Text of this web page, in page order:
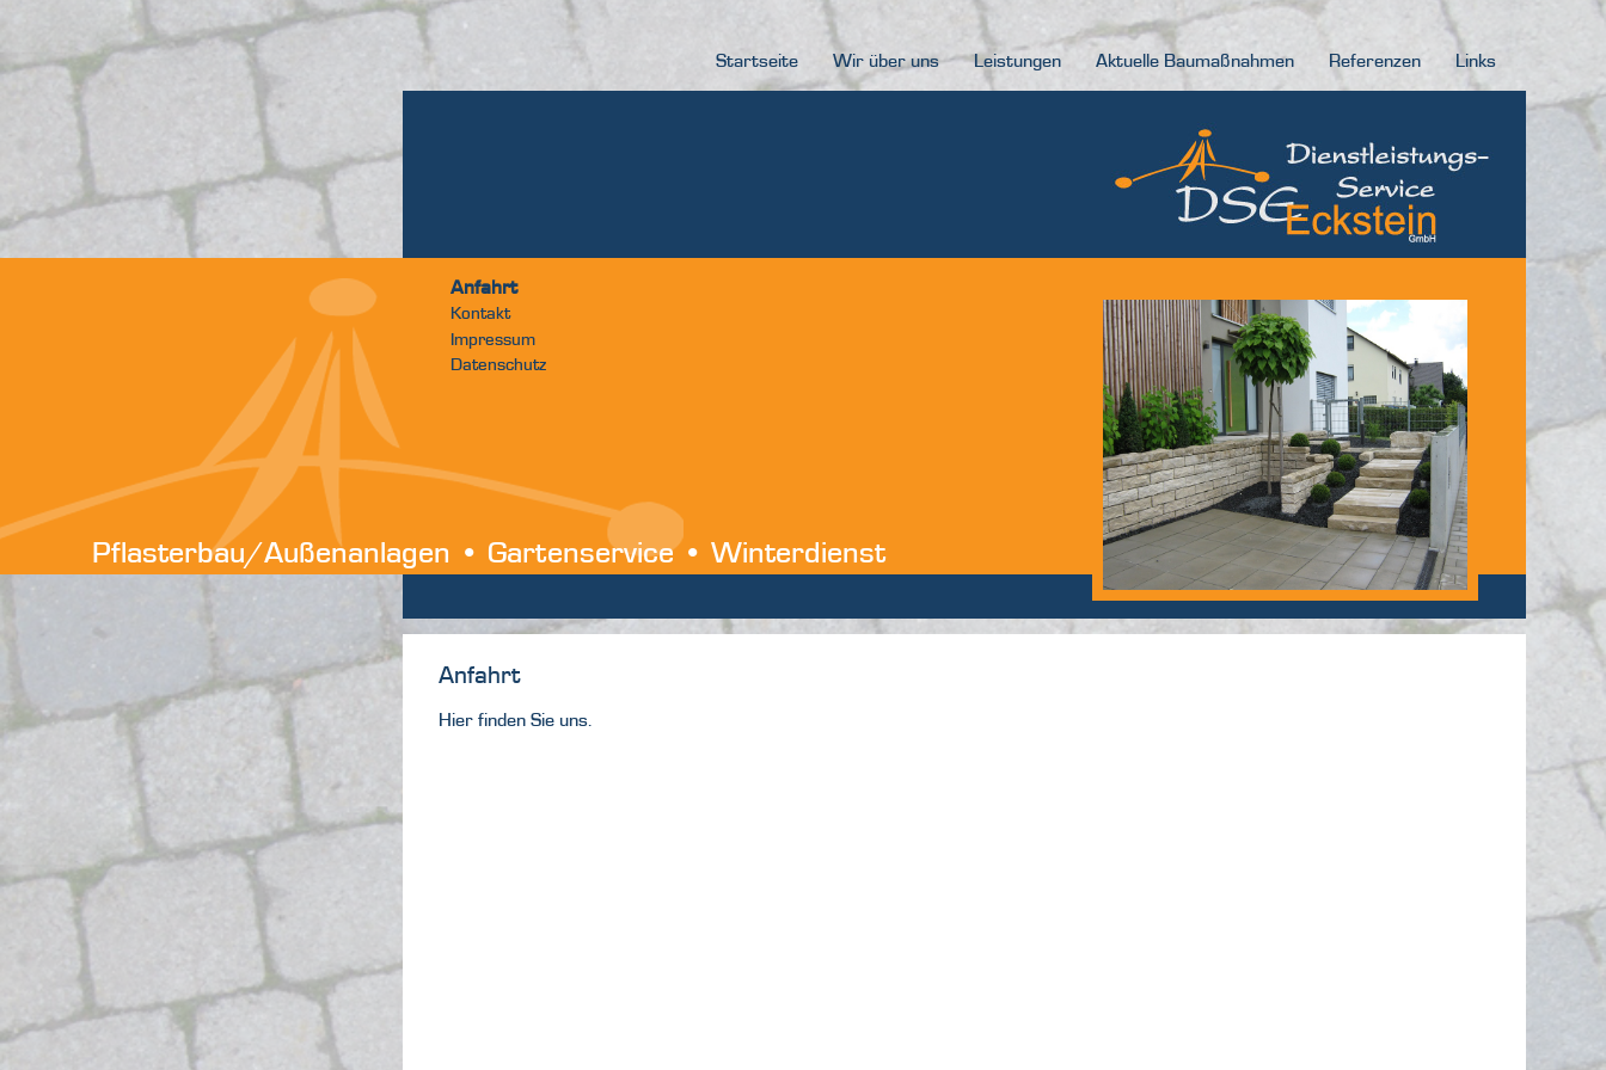
Startseite Wir über uns Leistungen Aktuelle Baumaßnahmen Referenzen Links
Anfahrt
Kontakt
Impressum
Datenschutz
Pflasterbau/Außenanlagen • Gartenservice • Winterdienst
Anfahrt
Hier finden Sie uns.